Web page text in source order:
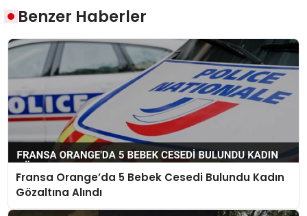
Benzer Haberler
Fransa Orange’da 5 Bebek Cesedi Bulundu Kadın
Gözaltına Alındı